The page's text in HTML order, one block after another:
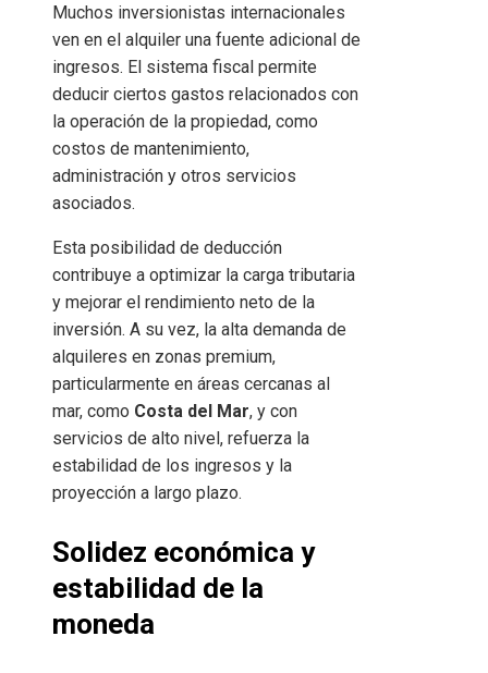
Muchos inversionistas internacionales
ven en el alquiler una fuente adicional de
ingresos. El sistema fiscal permite
deducir ciertos gastos relacionados con
la operación de la propiedad, como
costos de mantenimiento,
administración y otros servicios
asociados.
Esta posibilidad de deducción
contribuye a optimizar la carga tributaria
y mejorar el rendimiento neto de la
inversión. A su vez, la alta demanda de
alquileres en zonas premium,
particularmente en áreas cercanas al
mar, como Costa del Mar, y con
servicios de alto nivel, refuerza la
estabilidad de los ingresos y la
proyección a largo plazo.
Solidez económica y
estabilidad de la
moneda